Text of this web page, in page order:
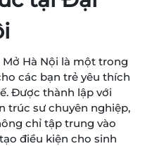
Hà Nội là một trong
các bạn trẻ yêu thích
Được thành lập với
trúc sư chuyên nghiệp,
chỉ tập trung vào
điều kiện cho sinh